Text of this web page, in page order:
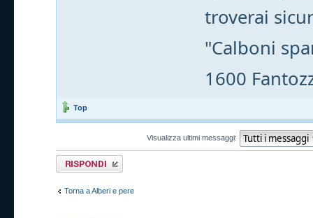
troverai
"Calboni
1600
Top
Visualizza ultimi messaggi:
Rispondi al
messaggio
Torna a Alberi e pere